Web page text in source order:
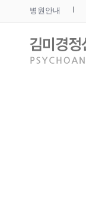
병원안내